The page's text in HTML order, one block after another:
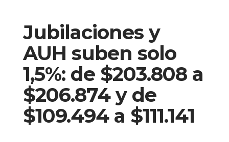
Jubilaciones y
AUH suben solo
1,5%: de $203.808 a
$206.874 y de
$109.494 a $111.141